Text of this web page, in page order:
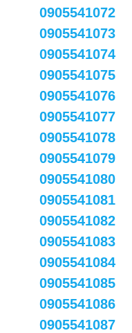
0905541072
0905541073
0905541074
0905541075
0905541076
0905541077
0905541078
0905541079
0905541080
0905541081
0905541082
0905541083
0905541084
0905541085
0905541086
0905541087